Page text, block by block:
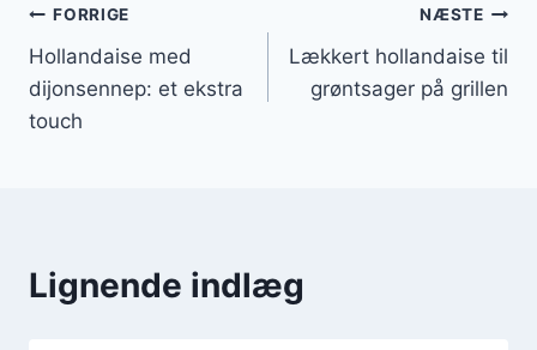
Indlægsnavigation
FORRIGE
Hollandaise med
dijonsennep: et ekstra
touch
NÆSTE
Lækkert hollandaise til
grøntsager på grillen
Lignende indlæg